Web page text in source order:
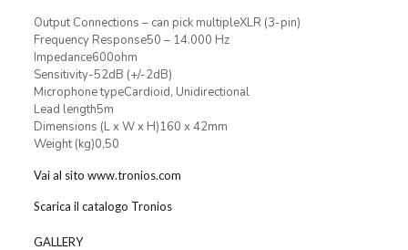
Output Connections – can pick multipleXLR (3-pin)
Frequency Response50 – 14.000 Hz
Impedance600ohm
Sensitivity-52dB (+/-2dB)
Microphone typeCardioid, Unidirectional
Lead length5m
Dimensions (L x W x H)160 x 42mm
Weight (kg)0,50
Vai al sito www.tronios.com
Scarica il catalogo Tronios
GALLERY